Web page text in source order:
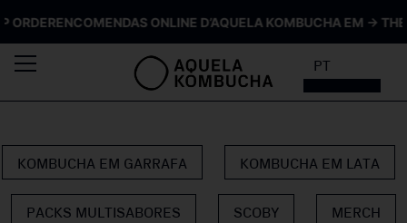
ENCOMENDAS ONLINE D’AQUELA KOMBUCHA EM → THE
PT
KOMBUCHA EM GARRAFA KOMBUCHA EM LATA
PACKS MULTISABORES SCOBY MERCH